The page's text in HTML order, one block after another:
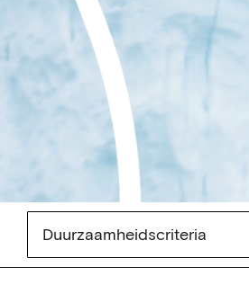
Duurzaamheidscriteria